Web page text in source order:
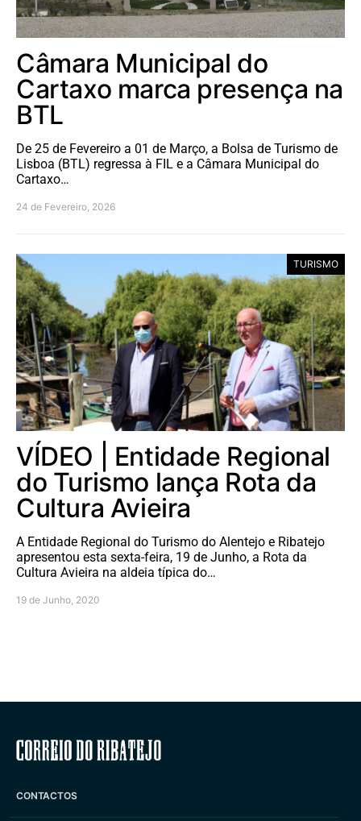
Câmara Municipal do
Cartaxo marca presença na
BTL
De 25 de Fevereiro a 01 de Março, a Bolsa de Turismo de
Lisboa (BTL) regressa à FIL e a Câmara Municipal do
Cartaxo…
24 de Fevereiro, 2026
TURISMO
VÍDEO | Entidade Regional
do Turismo lança Rota da
Cultura Avieira
A Entidade Regional do Turismo do Alentejo e Ribatejo
apresentou esta sexta-feira, 19 de Junho, a Rota da
Cultura Avieira na aldeia típica do…
19 de Junho, 2020
Correio do Ribatejo
CONTACTOS